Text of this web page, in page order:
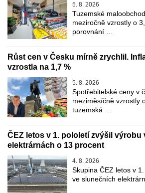
5. 8. 2026
Tuzemské
meziročně vzrostly o
porovnání …
Růst cen v Česku mírně zrychlil.
vzrostla na 1,7 %
5. 8. 2026
Spotřebitelské ceny v
meziměsíčně vzrostly
tuzemská …
ČEZ letos v 1. pololetí zvýšil výrobu
elektrárnách o 13 procent
4. 8. 2026
Skupina ČEZ letos v
ve slunečních